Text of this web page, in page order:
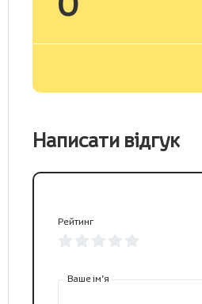
Написати відгук
Рейтинг
Ваше ім’я